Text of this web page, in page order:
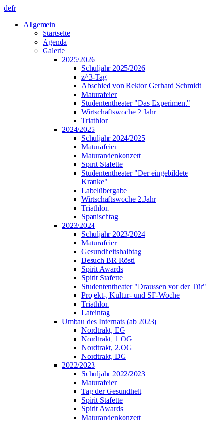
defr
Allgemein
Startseite
Agenda
Galerie
2025/2026
Schuljahr 2025/2026
z^3-Tag
Abschied von Rektor Gerhard Schmidt
Maturafeier
Studententheater "Das Experiment"
Wirtschaftswoche 2.Jahr
Triathlon
2024/2025
Schuljahr 2024/2025
Maturafeier
Maturandenkonzert
Spirit Stafette
Studententheater "Der eingebildete
Kranke"
Labelübergabe
Wirtschaftswoche 2.Jahr
Triathlon
Spanischtag
2023/2024
Schuljahr 2023/2024
Maturafeier
Gesundheitshalbtag
Besuch BR Rösti
Spirit Awards
Spirit Stafette
Studententheater "Draussen vor der Tür"
Projekt-, Kultur- und SF-Woche
Triathlon
Lateintag
Umbau des Internats (ab 2023)
Nordtrakt, EG
Nordtrakt, 1.OG
Nordtrakt, 2.OG
Nordtrakt, DG
2022/2023
Schuljahr 2022/2023
Maturafeier
Tag der Gesundheit
Spirit Stafette
Spirit Awards
Maturandenkonzert